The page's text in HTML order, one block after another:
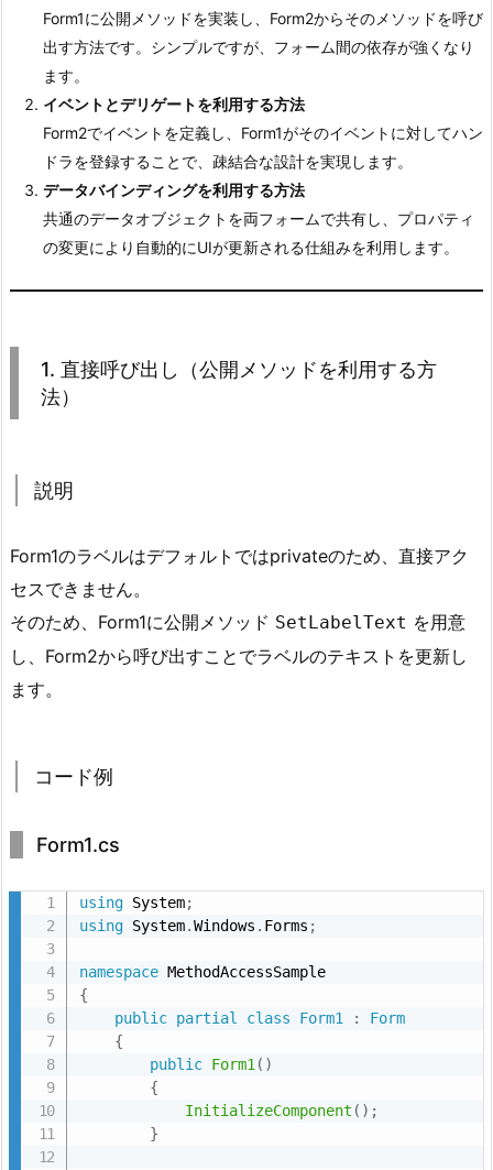
ベ
新
を
例
し
1.
1.
2.
直
接
呼
し
メ
ッ
を
利
用
す
る
方
法）
Form1に公開メソッドを実装し、Form2からそのメソッドを呼び
出す方法です。シンプルですが、フォーム間の依存が強くなり
ます。
イベントとデリゲートを利用する方法
Form2でイベントを定義し、Form1がそのイベントに対してハン
ドラを登録することで、疎結合な設計を実現します。
データバインディングを利用する方法
共通のデータオブジェクトを両フォームで共有し、プロパティ
の変更により自動的にUIが更新される仕組みを利用します。
1. 直接呼び出し（公開メソッドを利用する方
法）
説明
Form1のラベルはデフォルトではprivateのため、直接アク
セスできません。
そのため、Form1に公開メソッド SetLabelText を用意
し、Form2から呼び出すことでラベルのテキストを更新し
ます。
コード例
Form1.cs
using System;
using System.Windows . Forms ;
namespace
{
public partial class Form1 :
Form
{
public Form1 ( )
{
InitializeComponent ( ) ;
}